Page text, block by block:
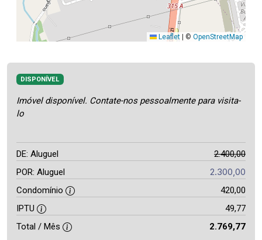
Leaflet © OpenStreetMap
DISPONÍVEL
Imóvel disponível. Contate-nos pessoalmente para visita-
lo
DE: Aluguel
2.400,00
POR: Aluguel
2.300,00
Condomínio
420,00
IPTU
49,77
Total / Mês
2.769,77